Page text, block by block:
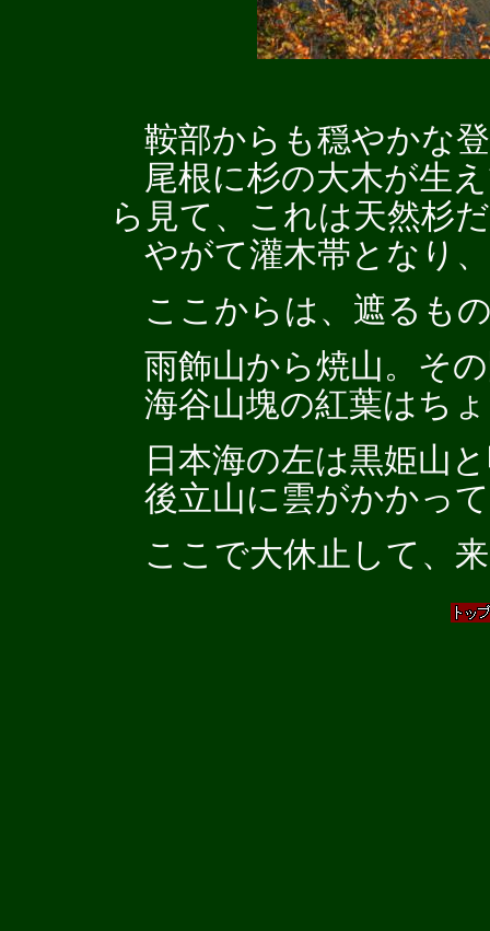
鞍部からも穏やかな
尾根に杉の大木が生
ら見て、これは天然杉
やがて灌木帯となり
ここからは、遮るも
雨飾山から焼山。そ
海谷山塊の紅葉はち
日本海の左は黒姫山
後立山に雲がかかっ
ここで大休止して、